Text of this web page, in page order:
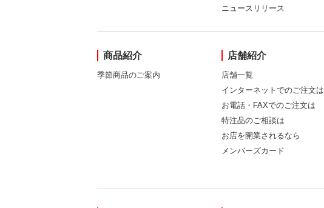
ニュースリリース
商品紹介
季節商品のご案内
店舗紹介
店舗一覧
インターネットでのご注文は
お電話・FAXでのご注文は
特注品のご相談は
お店を開業されるなら
メンバーズカード